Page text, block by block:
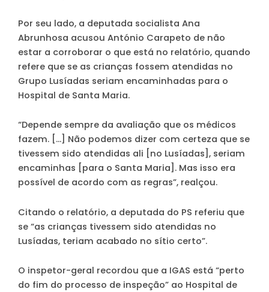
Por seu lado, a deputada socialista Ana
Abrunhosa acusou António Carapeto de não
estar a corroborar o que está no relatório, quando
refere que se as crianças fossem atendidas no
Grupo Lusíadas seriam encaminhadas para o
Hospital de Santa Maria.
“Depende sempre da avaliação que os médicos
fazem. […] Não podemos dizer com certeza que se
tivessem sido atendidas ali [no Lusíadas], seriam
encaminhas [para o Santa Maria]. Mas isso era
possível de acordo com as regras”, realçou.
Citando o relatório, a deputada do PS referiu que
se “as crianças tivessem sido atendidas no
Lusíadas, teriam acabado no sítio certo”.
O inspetor-geral recordou que a IGAS está “perto
do fim do processo de inspeção” ao Hospital de